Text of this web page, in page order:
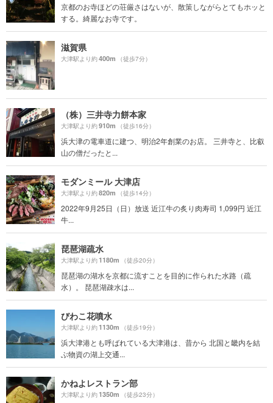
京都のお寺ほどの荘厳さはないが、散策しながらとてもホッと
する。綺麗なお寺です。
滋賀県
大津駅より約400m （徒歩7分）
（株）三井寺力餅本家
大津駅より約910m （徒歩16分）
浜大津の電車道に建つ、明治2年創業のお店。 三井寺と、比叡
山の僧だったと...
モダンミール 大津店
大津駅より約820m （徒歩14分）
2022年9月25日（日）放送 近江牛の炙り肉寿司 1,099円 近江
牛...
琵琶湖疏水
大津駅より約1180m （徒歩20分）
琵琶湖の湖水を京都に流すことを目的に作られた水路（疏
水）。 琵琶湖疎水は...
びわこ花噴水
大津駅より約1130m （徒歩19分）
浜大津港とも呼ばれている大津港は、昔から 北国と畿内を結
ぶ物資の湖上交通...
かねよレストラン部
大津駅より約1350m （徒歩23分）